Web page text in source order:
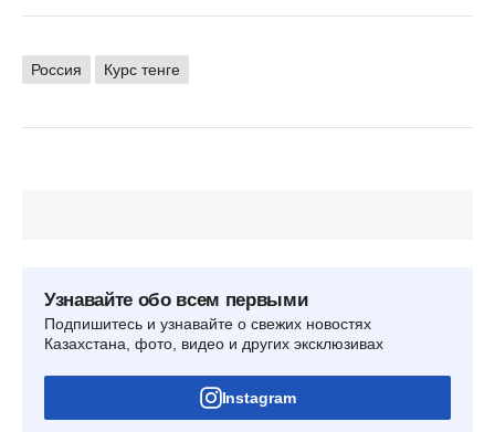
Россия Курс тенге
Узнавайте обо всем первыми
Подпишитесь и узнавайте о свежих новостях
Казахстана, фото, видео и других эксклюзивах
Instagram